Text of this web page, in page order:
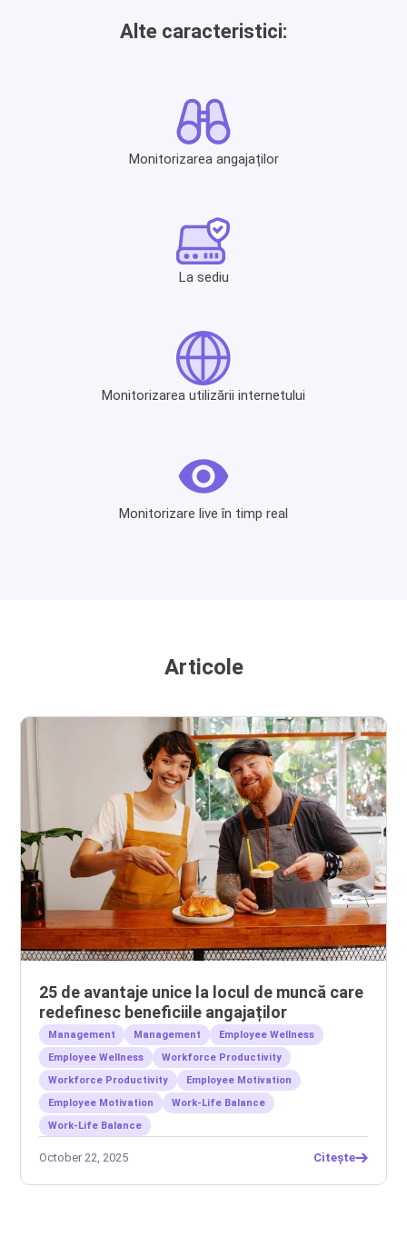
Alte caracteristici:
Monitorizarea angajaților
La sediu
Monitorizarea utilizării internetului
Monitorizare live în timp real
Articole
25 de avantaje unice la locul de muncă care
redefinesc beneficiile angajaților
Management Management
Employee Wellness
Employee Wellness
Workforce Productivity
Workforce Productivity
Employee Motivation
Employee Motivation
Work-Life Balance
Work-Life Balance
October 22, 2025 Citește